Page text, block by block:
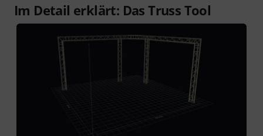
Im Detail erklärt: Das Truss Tool